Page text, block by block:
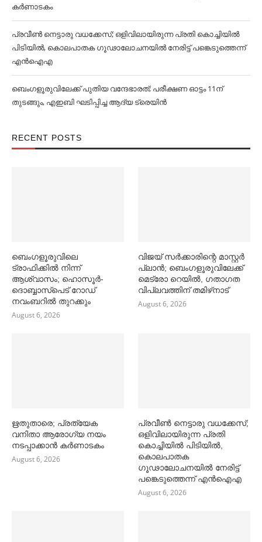
കര്‍ണാടകം
പ്രവീൺ നെട്ടാരു വധക്കേസ്; ഒളിവിലായിരുന്ന പ്രതി കൊച്ചിയിൽ
പിടിയിൽ, കൊലപാതക ഗൂഢാലോചനയിൽ നേരിട്ട് പങ്കെടുത്തെന്ന്
എൻഐഎ
ബെംഗളൂരുവിലേക്ക് പുതിയ വന്ദേഭാരത്; പരീക്ഷണ ഓട്ടം 11ന്
തുടങ്ങും, എഇബി ഘടിപ്പിച്ച ആദ്യ ട്രെയിന്‍
RECENT POSTS
ബെംഗളൂരുവിലെ
ട്രാഫിക്കില്‍ നിന്ന്
ആശ്വാസം; ഹൊസൂര്‍-
ദൊബ്ബാസ്പെട് റോഡ്
നവംബറില്‍ തുറക്കും
August 6, 2026
വിജയ് സര്‍ക്കാരിന്റെ മാസ്റ്റര്‍
പ്ലാന്‍; ബെംഗളൂരുവിലേക്ക്
മെട്രോ റെയില്‍, ഗതാഗത
വിപ്ലവത്തിന് തമിഴ്‌നാട്
August 6, 2026
ഋതുതാരെ; പ്രത്യേക
വനിതാ ആരോഗ്യ നയം
നടപ്പാക്കാൻ കര്‍ണാടകം
August 6, 2026
പ്രവീൺ നെട്ടാരു വധക്കേസ്;
ഒളിവിലായിരുന്ന പ്രതി
കൊച്ചിയിൽ പിടിയിൽ,
കൊലപാതക
ഗൂഢാലോചനയിൽ നേരിട്ട്
പങ്കെടുത്തെന്ന് എൻഐഎ
August 6, 2026